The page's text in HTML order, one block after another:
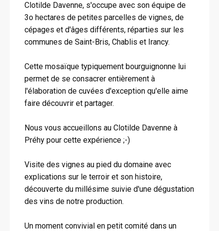
Clotilde Davenne, s'occupe avec son équipe de
3o hectares de petites parcelles de vignes, de
cépages et d'âges différents, réparties sur les
communes de Saint-Bris, Chablis et Irancy.
Cette mosaïque typiquement bourguignonne lui
permet de se consacrer entièrement à
l'élaboration de cuvées d'exception qu'elle aime
faire découvrir et partager.
Nous vous accueillons au Clotilde Davenne à
Préhy pour cette expérience ;-)
Visite des vignes au pied du domaine avec
explications sur le terroir et son histoire,
découverte du millésime suivie d'une dégustation
des vins de notre production.
Un moment convivial en petit comité dans un